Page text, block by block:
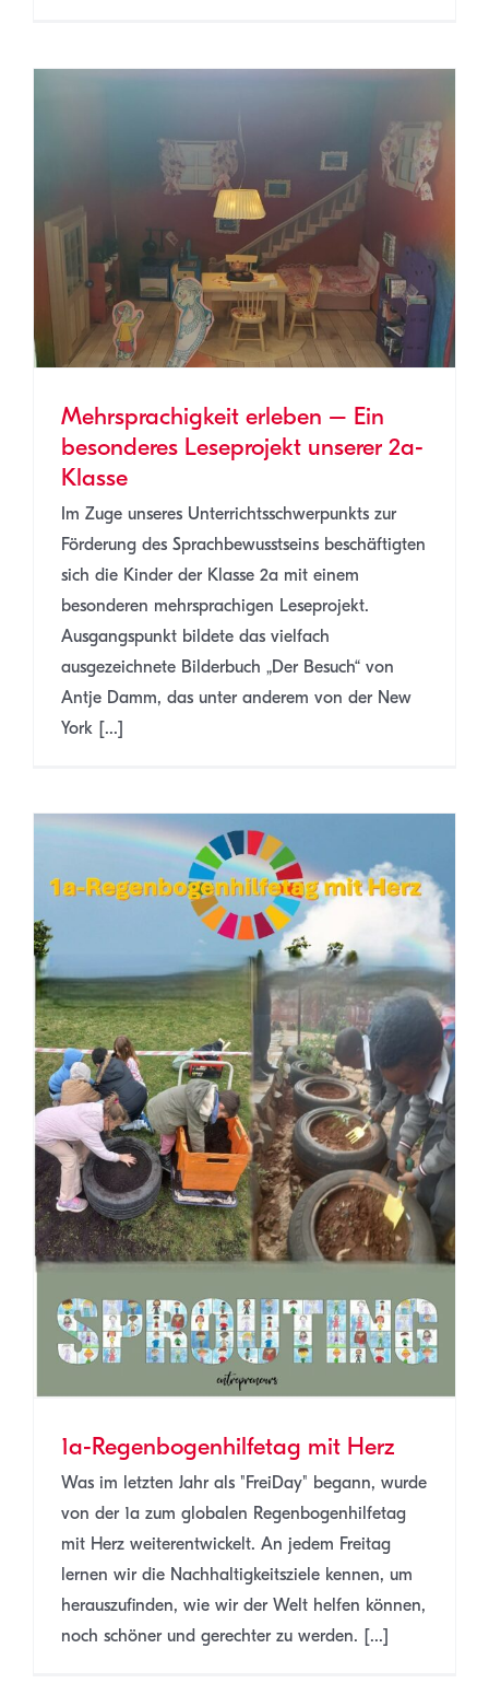
Mehrsprachigkeit erleben – Ein
besonderes Leseprojekt unserer 2a-
Klasse
Im Zuge unseres Unterrichtsschwerpunkts zur
Förderung des Sprachbewusstseins beschäftigten
sich die Kinder der Klasse 2a mit einem
besonderen mehrsprachigen Leseprojekt.
Ausgangspunkt bildete das vielfach
ausgezeichnete Bilderbuch „Der Besuch“ von
Antje Damm, das unter anderem von der New
York [...]
1a-Regenbogenhilfetag mit Herz
Was im letzten Jahr als "FreiDay" begann, wurde
von der 1a zum globalen Regenbogenhilfetag
mit Herz weiterentwickelt. An jedem Freitag
lernen wir die Nachhaltigkeitsziele kennen, um
herauszufinden, wie wir der Welt helfen können,
noch schöner und gerechter zu werden. [...]